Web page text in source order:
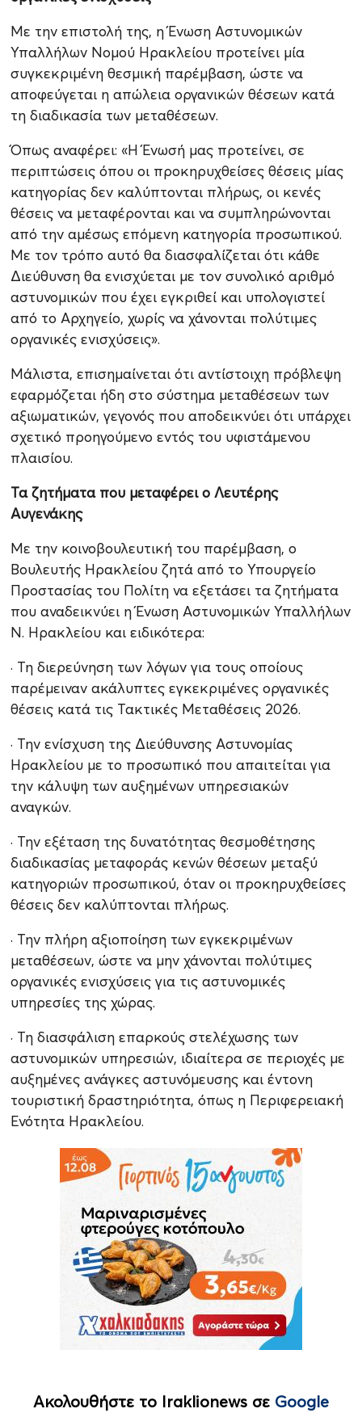
Με την επιστολή της, η Ένωση Αστυνομικών
Υπαλλήλων Νομού Ηρακλείου προτείνει μία
συγκεκριμένη θεσμική παρέμβαση, ώστε να
αποφεύγεται η απώλεια οργανικών θέσεων κατά
τη διαδικασία των μεταθέσεων.
Όπως αναφέρει: «Η Ένωσή μας προτείνει, σε
περιπτώσεις όπου οι προκηρυχθείσες θέσεις μίας
κατηγορίας δεν καλύπτονται πλήρως, οι κενές
θέσεις να μεταφέρονται και να συμπληρώνονται
από την αμέσως επόμενη κατηγορία προσωπικού.
Με τον τρόπο αυτό θα διασφαλίζεται ότι κάθε
Διεύθυνση θα ενισχύεται με τον συνολικό αριθμό
αστυνομικών που έχει εγκριθεί και υπολογιστεί
από το Αρχηγείο, χωρίς να χάνονται πολύτιμες
οργανικές ενισχύσεις».
Μάλιστα, επισημαίνεται ότι αντίστοιχη πρόβλεψη
εφαρμόζεται ήδη στο σύστημα μεταθέσεων των
αξιωματικών, γεγονός που αποδεικνύει ότι υπάρχει
σχετικό προηγούμενο εντός του υφιστάμενου
πλαισίου.
Τα ζητήματα που μεταφέρει ο Λευτέρης
Αυγενάκης
Με την κοινοβουλευτική του παρέμβαση, ο
Βουλευτής Ηρακλείου ζητά από το Υπουργείο
Προστασίας του Πολίτη να εξετάσει τα ζητήματα
που αναδεικνύει η Ένωση Αστυνομικών Υπαλλήλων
Ν. Ηρακλείου και ειδικότερα:
· Τη διερεύνηση των λόγων για τους οποίους
παρέμειναν ακάλυπτες εγκεκριμένες οργανικές
θέσεις κατά τις Τακτικές Μεταθέσεις 2026.
· Την ενίσχυση της Διεύθυνσης Αστυνομίας
Ηρακλείου με το προσωπικό που απαιτείται για
την κάλυψη των αυξημένων υπηρεσιακών
αναγκών.
· Την εξέταση της δυνατότητας θεσμοθέτησης
διαδικασίας μεταφοράς κενών θέσεων μεταξύ
κατηγοριών προσωπικού, όταν οι προκηρυχθείσες
θέσεις δεν καλύπτονται πλήρως.
· Την πλήρη αξιοποίηση των εγκεκριμένων
μεταθέσεων, ώστε να μην χάνονται πολύτιμες
οργανικές ενισχύσεις για τις αστυνομικές
υπηρεσίες της χώρας.
· Τη διασφάλιση επαρκούς στελέχωσης των
αστυνομικών υπηρεσιών, ιδιαίτερα σε περιοχές με
αυξημένες ανάγκες αστυνόμευσης και έντονη
τουριστική δραστηριότητα, όπως η Περιφερειακή
Ενότητα Ηρακλείου.
Ακολουθήστε το Iraklionews σε Google